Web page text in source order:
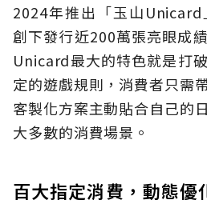
2024年推出「玉山
創下發行近200萬張亮眼成
Unicard最大的特色就是打
定的遊戲規則，消費者只需
客製化方案主動貼合自己的
大多數的消費場景。
百大指定消費，動態優